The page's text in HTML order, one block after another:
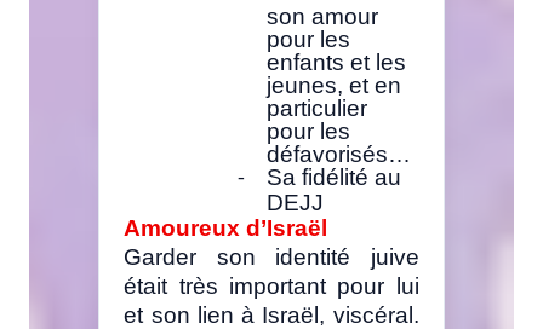
son amour
pour les
enfants et les
jeunes, et en
particulier
pour les
défavorisés…
-
Sa fidélité au
DEJJ
Amoureux d’Israël
Garder son identité juive
était très important pour lui
et son lien à Israël, viscéral.